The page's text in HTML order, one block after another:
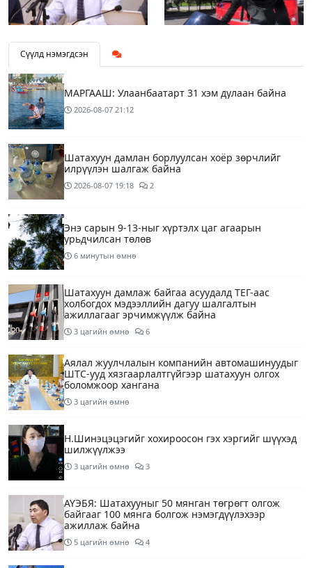
Сүүлд нэмэгдсэн
МАРГААШ: Улаанбаатарт 31 хэм дулаан байна
2026-08-07 21:12
Шатахуун дамлан борлуулсан хоёр зөрчлийг
илрүүлэн шалгаж байна
2026-08-07 19:18 2
Энэ сарын 9-13-ныг хүртэлх цаг агаарын
урьдчилсан төлөв
6 минутын өмнө
Шатахуун дамлаж байгаа асуудалд ТЕГ-аас
холбогдох мэдээллийн дагуу шалгалтын
ажиллагааг эрчимжүүлж байна
3 цагийн өмнө 6
Аялал жуулчлалын компанийн автомашинуудыг
ШТС-ууд хязгаарлалтгүйгээр шатахуун олгох
боломжоор хангана
3 цагийн өмнө
Н.Шинэцэцэгийг хохироосон гэх хэргийг шүүхэд
шилжүүлжээ
3 цагийн өмнө 3
АҮЭБЯ: Шатахууныг 50 мянган төгрөгт олгож
байгааг 100 мянга болгож нэмэгдүүлэхээр
ажиллаж байна
5 цагийн өмнө 4